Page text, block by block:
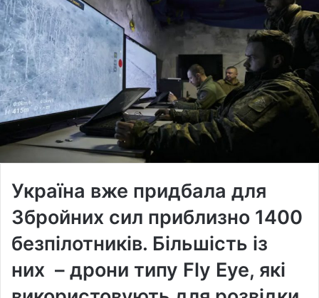
Україна вже придбала для
Збройних сил приблизно 1400
безпілотників. Більшість із
них – дрони типу Fly Eye, які